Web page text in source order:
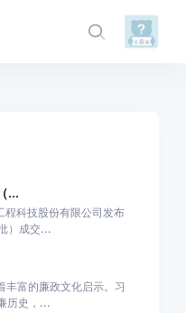
...
科技股份有限公司发布
）成交...
丰富的廉政文化启示。习
历史，...